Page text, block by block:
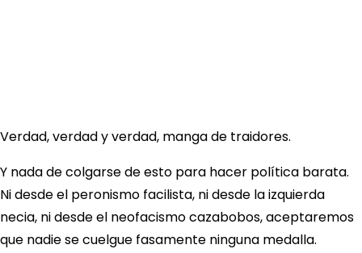
Verdad, verdad y verdad, manga de traidores.
Y nada de colgarse de esto para hacer política barata.
Ni desde el peronismo facilista, ni desde la izquierda
necia, ni desde el neofacismo cazabobos, aceptaremos
que nadie se cuelgue fasamente ninguna medalla.